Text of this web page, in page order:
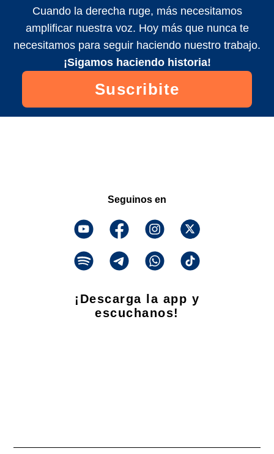
Cuando la derecha ruge, más necesitamos
amplificar nuestra voz. Hoy más que nunca te
necesitamos para seguir haciendo nuestro trabajo.
¡Sigamos haciendo historia!
Suscribite
Seguinos en
¡Descarga la app y
escuchanos!